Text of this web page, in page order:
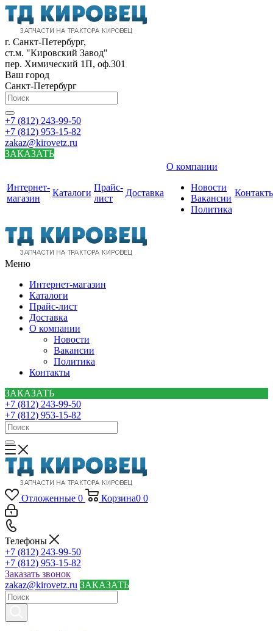
г. Санкт-Петербург,
ст.м. "Кировский Завод"
пер. Химический 1П, оф.301
Ваш город
Санкт-Петербург
+7 (812) 243-99-50
+7 (812) 953-15-82
zakaz@kirovetz.ru
ЗАКАЗАТЬ
Интернет-
магазин
Каталоги
Прайс-
лист
Доставка
О компании
Новости
Вакансии
Политика
Меню
Интернет-магазин
Каталоги
Прайс-лист
Доставка
О компании
Новости
Вакансии
Политика
Контакты
ЗАКАЗАТЬ
+7 (812) 243-99-50
+7 (812) 953-15-82
Отложенные 0 Корзина0 0
Телефоны
+7 (812) 243-99-50
+7 (812) 953-15-82
Заказать звонок
zakaz@kirovetz.ru ЗАКАЗАТЬ